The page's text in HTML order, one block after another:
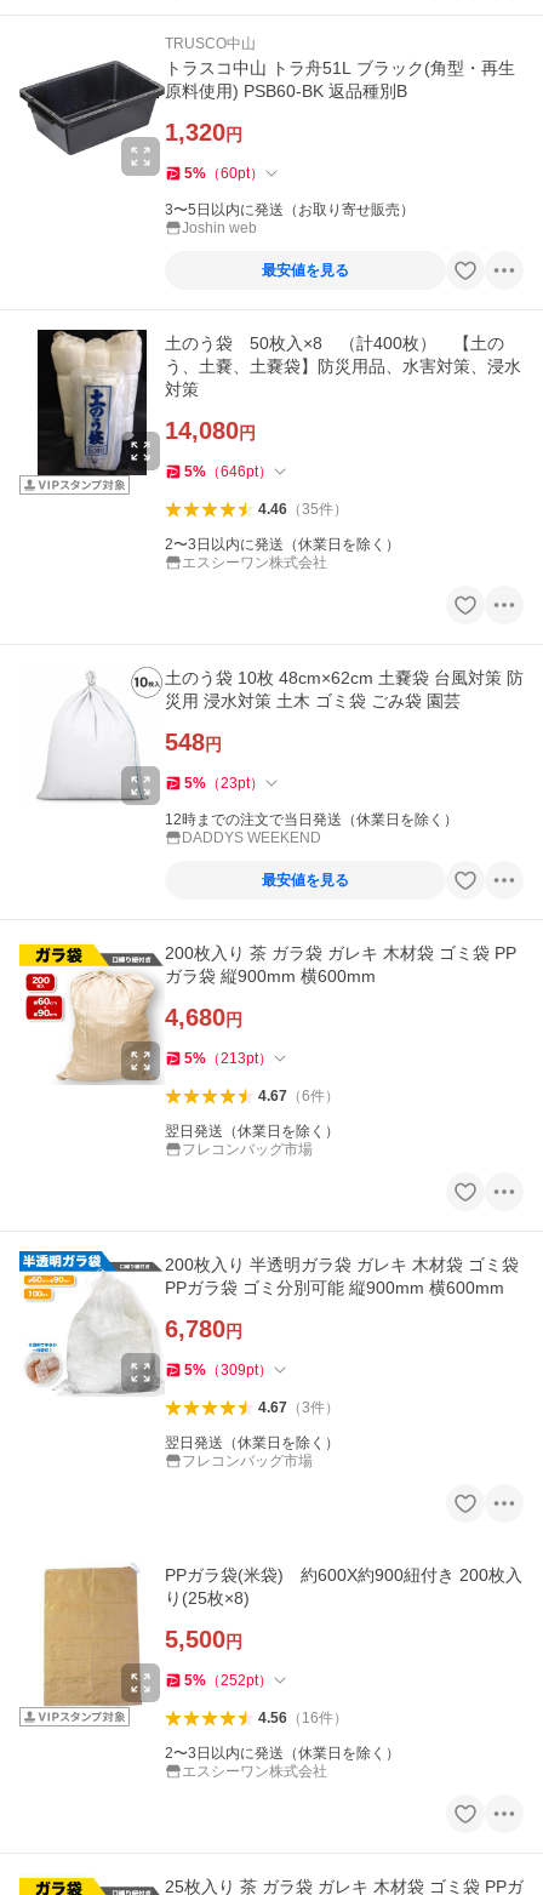
TRUSCO中山
トラスコ中山 トラ舟51L ブラック(角型・再生
原料使用) PSB60-BK 返品種別B
1,320円
5% （60pt）
3〜5日以内に発送（お取り寄せ販売）
Joshin web
最安値を見る
土のう袋 50枚入×8 （計400枚） 【土の
う、土嚢、土嚢袋】防災用品、水害対策、浸水
対策
14,080円
5% （646pt）
4.46（35件）
2〜3日以内に発送（休業日を除く）
エスシーワン株式会社
土のう袋 10枚 48cm×62cm 土嚢袋 台風対策 防
災用 浸水対策 土木 ゴミ袋 ごみ袋 園芸
548円
5% （23pt）
12時までの注文で当日発送（休業日を除く）
DADDYS WEEKEND
最安値を見る
200枚入り 茶 ガラ袋 ガレキ 木材袋 ゴミ袋 PP
ガラ袋 縦900mm 横600mm
4,680円
5% （213pt）
4.67（6件）
翌日発送（休業日を除く）
フレコンバッグ市場
200枚入り 半透明ガラ袋 ガレキ 木材袋 ゴミ袋
PPガラ袋 ゴミ分別可能 縦900mm 横600mm
6,780円
5% （309pt）
4.67（3件）
翌日発送（休業日を除く）
フレコンバッグ市場
PPガラ袋(米袋) 約600X約900紐付き 200枚入
り(25枚×8)
5,500円
5% （252pt）
4.56（ 16件）
2〜3日以内に発送（休業日を除く）
エスシーワン株式会社
25枚入り 茶 ガラ袋 ガレキ 木材袋 ゴミ袋 PPガ